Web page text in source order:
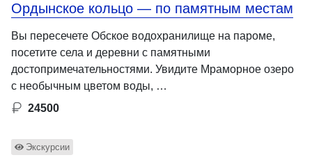
Ордынское кольцо — по памятным местам
Вы пересечете Обское водохранилище на пароме,
посетите села и деревни с памятными
достопримечательностями. Увидите Мраморное озеро
с необычным цветом воды, …
24500
Экскурсии